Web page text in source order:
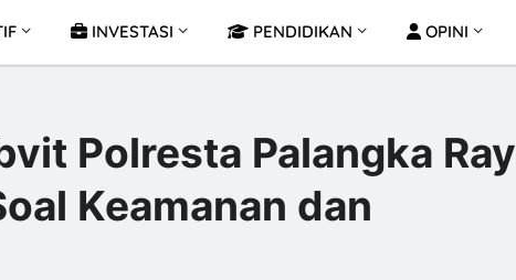
INVESTASI PENDIDIKAN OPINI
Polresta Palangka
Keamanan dan